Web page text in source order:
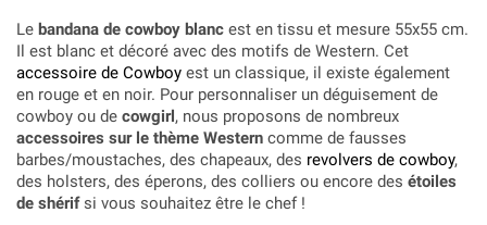
Le bandana de cowboy blanc est en tissu et mesure 55x55 cm.
Il est blanc et décoré avec des motifs de Western. Cet
accessoire de Cowboy est un classique, il existe également
en rouge et en noir. Pour personnaliser un déguisement de
cowboy ou de cowgirl, nous proposons de nombreux
accessoires sur le thème Western comme de fausses
barbes/moustaches, des chapeaux, des revolvers de cowboy,
des holsters, des éperons, des colliers ou encore des étoiles
de shérifsi vous souhaitez être le chef !